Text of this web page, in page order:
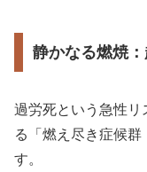
静かなる燃焼
過労死という急性リ
る「燃え尽き症候
す。